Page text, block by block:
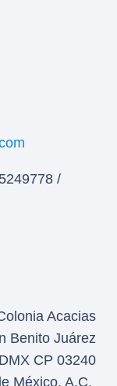
/
Acacias
Benito Juárez
CP 03240
México, A.C.